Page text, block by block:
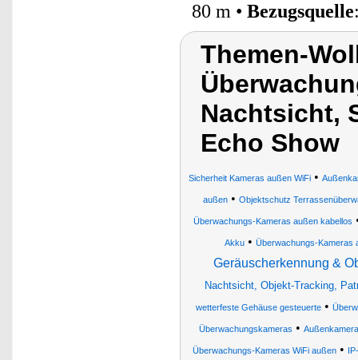
80 m • Bezugsquelle
Themen-
Nachtsicht,
Echo Show
Sicherheit Kameras außen WiFi •
außen• Objektschutz
Überwachungs-Kameras außen kabellos
Akku • Überwachungs-Kameras
Geräuscherkennung &
Nachtsicht, Objekt-Tracking,
wetterfeste Gehäuse gesteuerte•
Überwachungskameras •
Überwachungs-Kameras WiFi außen •